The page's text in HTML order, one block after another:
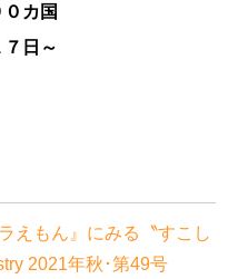
カ国
日～
えもん』にみる〝すこし
2021年秋･第49号